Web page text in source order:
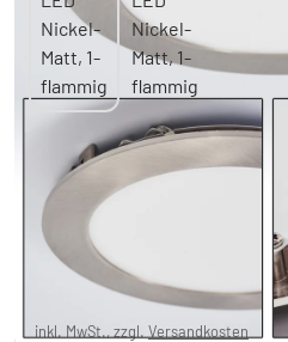
Finsrud Einbauleuchte
flammig
-81% CHF 6.95
Sie sparenCHF 31.00 UVP:
inkl. MwSt., zzgl. Versandkosten